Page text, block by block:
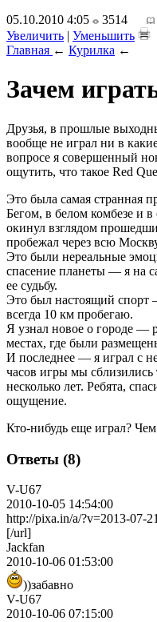
05.10.2010 4:05
3514
Увеличить | Уменьшить
Главная ← Курилка ←
Зачем
Друзья, в прошлые
вообще не играл ни в
вопросе я совершенный
ощутить, что такое Red
Это была самая странная
Бегом, в белом комбезе и
окинул взглядом
пробежал через всю
Это были нереальные
спасение планеты — я на
ее судьбу.
Это был настоящий спорт
всегда 10 км пробегаю.
Я узнал новое о городе —
местах, где были
И последнее — я играл с
часов игры мы сблизились
несколько лет. Ребята,
ощущение.
Кто-нибудь еще играл?
Ответы (8)
V-U67
2010-10-05 14:54:00
http://pixa.in/a/?v=2013-07-
[/url]
Jackfan
2010-10-06 01:53:00
))забавно
V-U67
2010-10-06 07:15:00